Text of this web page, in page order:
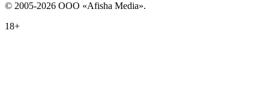
© 2005-2026 ООО «Afisha Media».
18+